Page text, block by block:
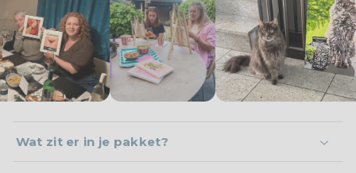
Wat zit er in je pakket?